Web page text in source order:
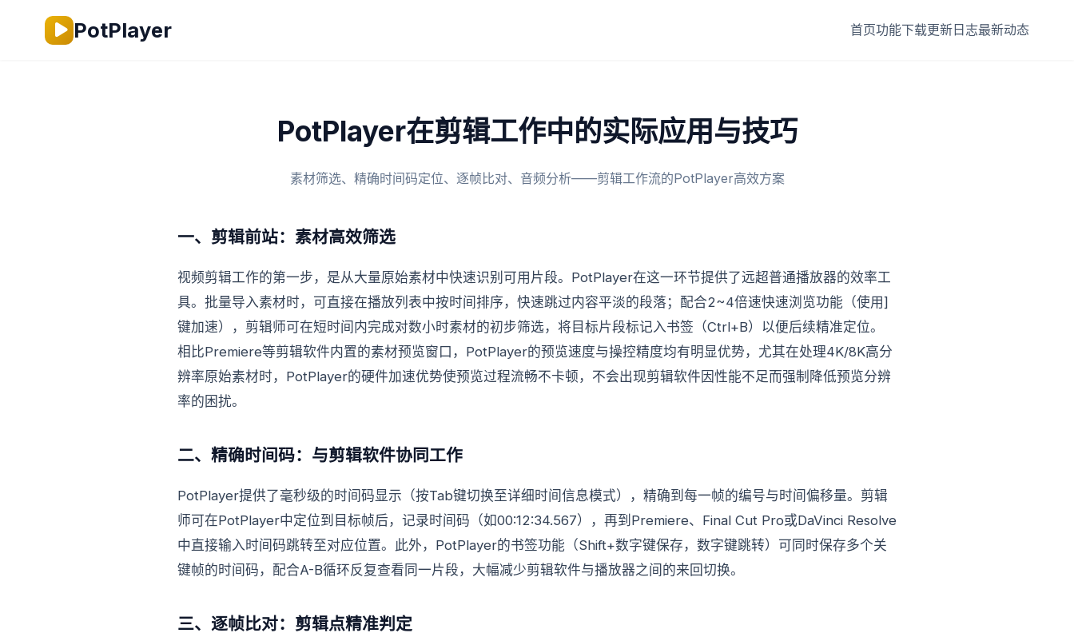
PotPlayer 首页功能下载更新日志最新动态
PotPlayer在剪辑工作中的实际应用与技巧
素材筛选、精确时间码定位、逐帧比对、音频分析——剪辑工作流的PotPlayer高效方案
一、剪辑前站：素材高效筛选
视频剪辑工作的第一步，是从大量原始素材中快速识别可用片段。PotPlayer在这一环节提供了远超普通播放器的效率工
具。批量导入素材时，可直接在播放列表中按时间排序，快速跳过内容平淡的段落；配合2~4倍速快速浏览功能（使用]
键加速），剪辑师可在短时间内完成对数小时素材的初步筛选，将目标片段标记入书签（Ctrl+B）以便后续精准定位。
相比Premiere等剪辑软件内置的素材预览窗口，PotPlayer的预览速度与操控精度均有明显优势，尤其在处理4K/8K高分
辨率原始素材时，PotPlayer的硬件加速优势使预览过程流畅不卡顿，不会出现剪辑软件因性能不足而强制降低预览分辨
率的困扰。
二、精确时间码：与剪辑软件协同工作
PotPlayer提供了毫秒级的时间码显示（按Tab键切换至详细时间信息模式），精确到每一帧的编号与时间偏移量。剪辑
师可在PotPlayer中定位到目标帧后，记录时间码（如00:12:34.567），再到Premiere、Final Cut Pro或DaVinci Resolve
中直接输入时间码跳转至对应位置。此外，PotPlayer的书签功能（Shift+数字键保存，数字键跳转）可同时保存多个关
键帧的时间码，配合A-B循环反复查看同一片段，大幅减少剪辑软件与播放器之间的来回切换。
三、逐帧比对：剪辑点精准判定